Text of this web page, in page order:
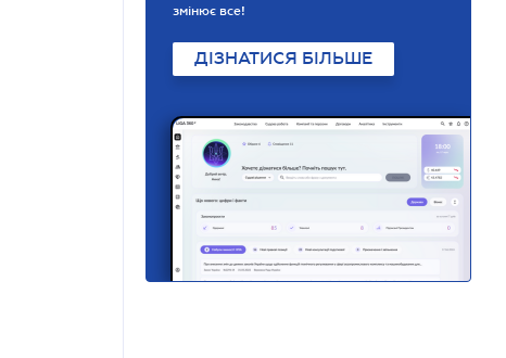
змінює все!
ДІЗНАТИСЯ БІЛЬШЕ